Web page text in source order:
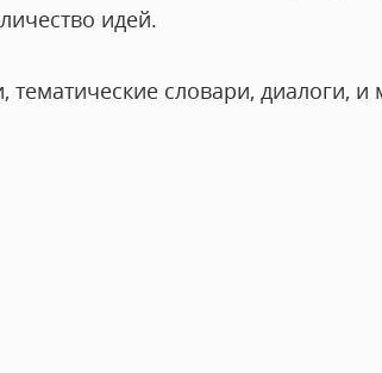
идей.
словари, диалоги, и